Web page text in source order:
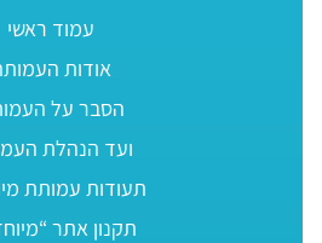
עמוד ראשי
אודות
הסבר על
ועד הנהלת
תעודות עמותת
תקנון אתר